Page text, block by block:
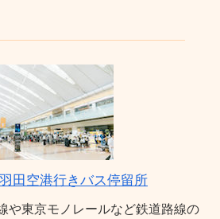
田空港行きバス停留所
や東京モノレールなど鉄道路線の